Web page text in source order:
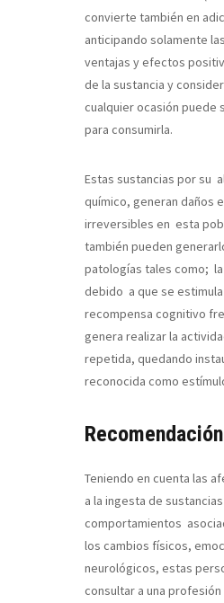
convierte también en
anticipando solamente
ventajas y efectos
de la sustancia y
cualquier ocasión puede
para consumirla.
Estas sustancias por su
químico, generan daños
irreversibles en esta
también pueden
patologías tales como; la
debido a que se
recompensa cognitivo
genera realizar la
repetida, quedando
reconocida como
Recomendación
Teniendo en cuenta las
a la ingesta de
comportamientos
los cambios físicos,
neurológicos, estas
consultar a una